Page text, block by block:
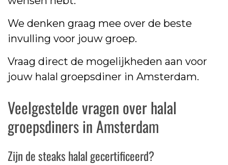
We denken graag mee over de beste
invulling voor jouw groep.
Vraag direct de mogelijkheden aan voor
jouw halal groepsdiner in Amsterdam.
Veelgestelde vragen over halal
groepsdiners in Amsterdam
Zijn de steaks halal gecertificeerd?